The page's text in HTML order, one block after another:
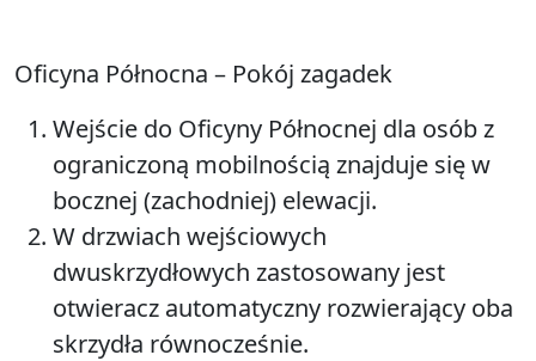
Oficyna Północna – Pokój zagadek
Wejście do Oficyny Północnej dla osób z
ograniczoną mobilnością znajduje się w
bocznej (zachodniej) elewacji.
W drzwiach wejściowych
dwuskrzydłowych zastosowany jest
otwieracz automatyczny rozwierający oba
skrzydła równocześnie.